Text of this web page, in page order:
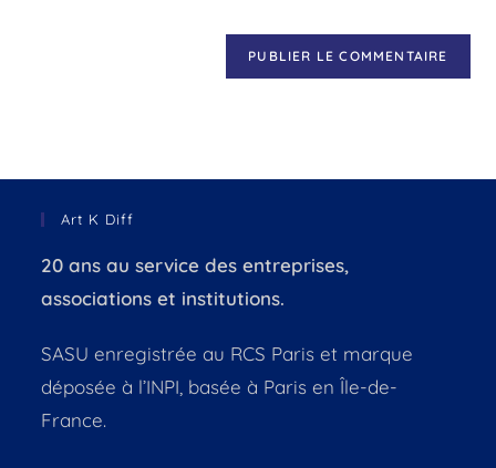
Art K Diff
20 ans au service des entreprises,
associations et institutions.
SASU enregistrée au RCS Paris et marque
déposée à l’INPI, basée à Paris en Île-de-
France.